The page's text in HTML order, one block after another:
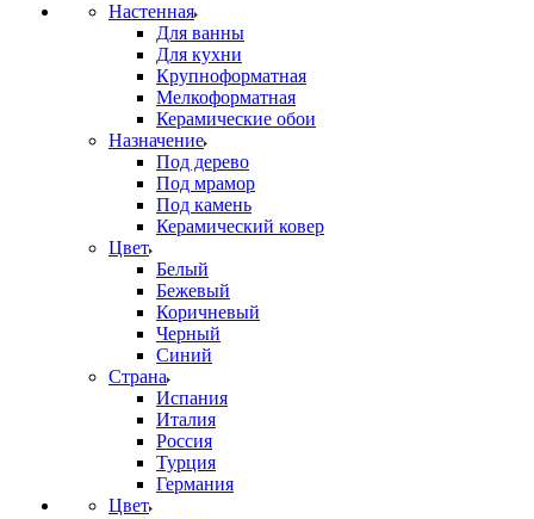
Настенная
Для ванны
Для кухни
Крупноформатная
Мелкоформатная
Керамические обои
Назначение
Под дерево
Под мрамор
Под камень
Керамический ковер
Цвет
Белый
Бежевый
Коричневый
Черный
Синий
Страна
Испания
Италия
Россия
Турция
Германия
Цвет